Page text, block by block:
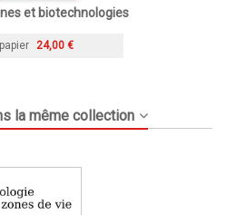
et biotechnologies
24,00 €
la même collection